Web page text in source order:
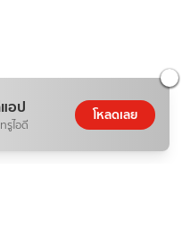
ของอร่อยจนต้องบอกต่อ
อป
รูไอดี
โหลดเลย